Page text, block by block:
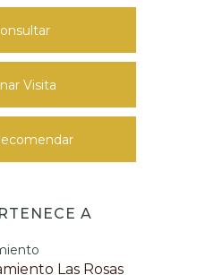
Visita
A
Las Rosas